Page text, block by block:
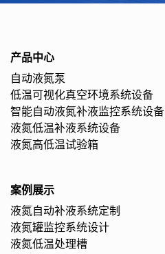
产品中心
自动液氮泵
低温可视化真空环境系统设备
智能自动液氮补液监控系统设备
液氮低温补液系统设备
液氮高低温试验箱
案例展示
液氮自动补液系统定制
液氮罐监控系统设计
液氮低温处理槽